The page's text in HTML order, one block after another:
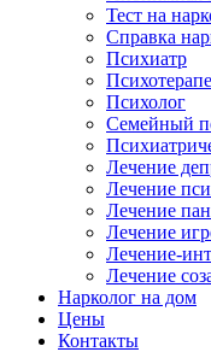
Тест на
Справка
Психиатр
Психолог
Семейный
Лечение
Лечение
Лечение
Лечение
Лечение-
Лечение
Нарколог на дом
Цены
Контакты